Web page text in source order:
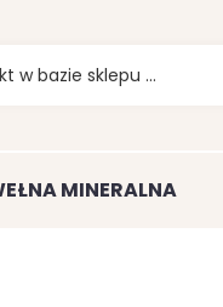
MINERALNA